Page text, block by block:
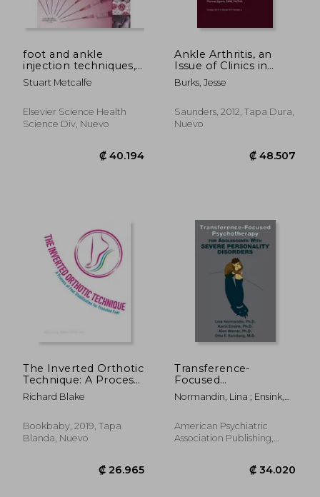
foot and ankle
injection techniques,a
practical guide
Stuart Metcalfe
Elsevier Science Health
Science Div, Nuevo
Ankle Arthritis, an
Issue of Clinics in
Podiatric Medicine
and Surgery: Volume
Burks, Jesse
Saunders, 2012, Tapa Dura,
Nuevo
The Inverted Orthotic
Technique: A Process
of Foot Stabilization
for Pronated Feet (en
Richard Blake
Bookbaby, 2019, Tapa
Blanda, Nuevo
Transference-
Focused
Psychotherapy for
Adolescents with
Disorders (en Inglés)
Normandin, Lina ; Ensink,
American Psychiatric
Association Publishing,